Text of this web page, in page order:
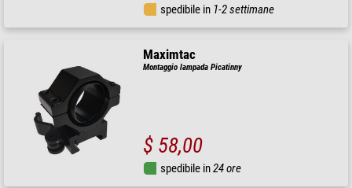
spedibile in 1-2 settimane
Maximtac
Montaggio lampada Picatinny
$ 58,00
spedibile in24 ore